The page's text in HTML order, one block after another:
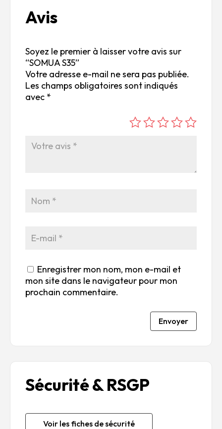
Avis
Soyez le premier à laisser votre avis sur
“SOMUA S35”
Votre adresse e-mail ne sera pas publiée.
Les champs obligatoires sont indiqués
avec *
s
Enregistrer mon nom, mon e-mail et
mon site dans le navigateur pour mon
prochain commentaire.
Envoyer
Sécurité & RSGP
Voir les fiches de sécurité